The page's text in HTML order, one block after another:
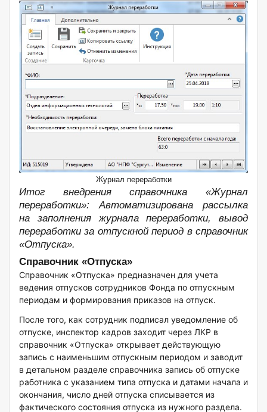
Журнал переработки
Итог внедрения справочника «Журнал
переработки»: Автоматизирована рассылка
на заполнения журнала переработки, вывод
переработки за отпускной период в справочник
«Отпуска».
Справочник «Отпуска»
Справочник «Отпуска» предназначен для учета
ведения отпусков сотрудников Фонда по отпускным
периодам и формирования приказов на отпуск.
После того, как сотрудник подписал уведомление об
отпуске, инспектор кадров заходит через ЛКР в
справочник «Отпуска» открывает действующую
запись с наименьшим отпускным периодом и заводит
в детальном разделе справочника запись об отпуске
работника с указанием типа отпуска и датами начала и
окончания, число дней отпуска списывается из
фактического состояния отпуска из нужного раздела.